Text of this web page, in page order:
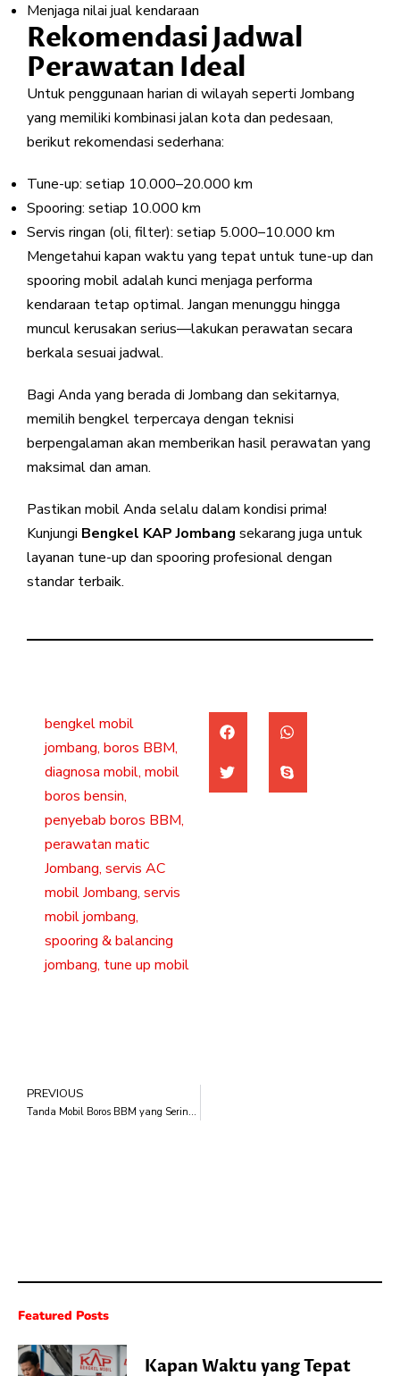
Menjaga nilai jual kendaraan
Rekomendasi Jadwal
Perawatan Ideal
Untuk penggunaan harian di wilayah seperti Jombang
yang memiliki kombinasi jalan kota dan pedesaan,
berikut rekomendasi sederhana:
Tune-up: setiap 10.000–20.000 km
Spooring: setiap 10.000 km
Servis ringan (oli, filter): setiap 5.000–10.000 km
Mengetahui kapan waktu yang tepat untuk tune-up dan
spooring mobil adalah kunci menjaga performa
kendaraan tetap optimal. Jangan menunggu hingga
muncul kerusakan serius—lakukan perawatan secara
berkala sesuai jadwal.
Bagi Anda yang berada di Jombang dan sekitarnya,
memilih bengkel terpercaya dengan teknisi
berpengalaman akan memberikan hasil perawatan yang
maksimal dan aman.
Pastikan mobil Anda selalu dalam kondisi prima!
Kunjungi Bengkel KAP Jombang sekarang juga untuk
layanan tune-up dan spooring profesional dengan
standar terbaik.
bengkel mobil
jombang, boros BBM,
diagnosa mobil, mobil
boros bensin,
penyebab boros BBM,
perawatan matic
Jombang, servis AC
mobil Jombang, servis
mobil jombang,
spooring & balancing
jombang, tune up mobil
PREVIOUS
Tanda Mobil Boros BBM yang Sering Diabaikan Pemilik Kendaraan
Featured Posts
Kapan Waktu yang Tepat